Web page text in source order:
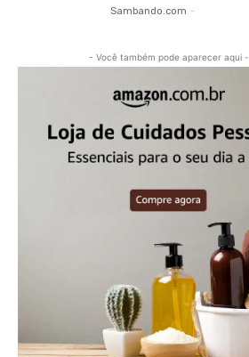
Sambando.com -
- Você também pode aparecer aqui -